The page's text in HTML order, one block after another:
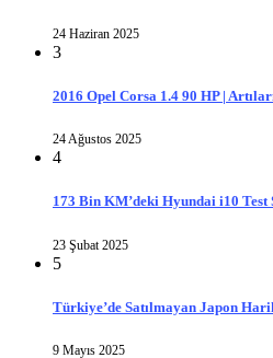
24 Haziran 2025
3
2016 Opel Corsa 1.4 90 HP |
24 Ağustos 2025
4
173 Bin KM’deki Hyundai i10 Test
23 Şubat 2025
5
Türkiye’de Satılmayan Japon
9 Mayıs 2025